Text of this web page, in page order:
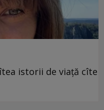
istorii de viață cîte